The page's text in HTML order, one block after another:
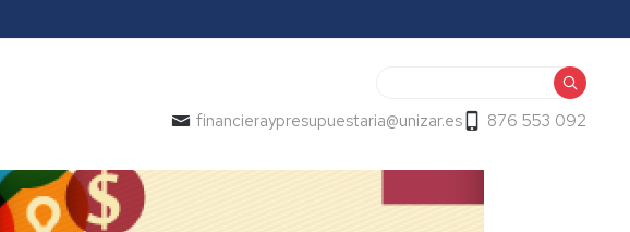
financieraypresupuestaria@unizar.es 876 553 092